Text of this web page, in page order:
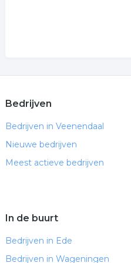
Bedrijven
Bedrijven in Veenendaal
Nieuwe bedrijven
Meest actieve bedrijven
In de buurt
Bedrijven in Ede
Bedrijven in Wageningen